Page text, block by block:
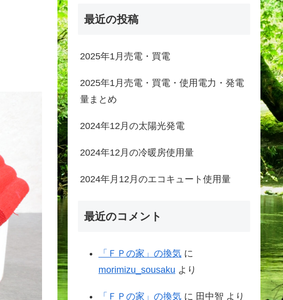
最近の投稿
2025年1月売電・買電
2025年1月売電・買電・使用電力・発電
量まとめ
2024年12月の太陽光発電
2024年12月の冷暖房使用量
2024年月12月のエコキュート使用量
最近のコメント
「ＦＰの家」の換気 に
morimizu_sousaku より
「ＦＰの家」の換気 に 田中智 より